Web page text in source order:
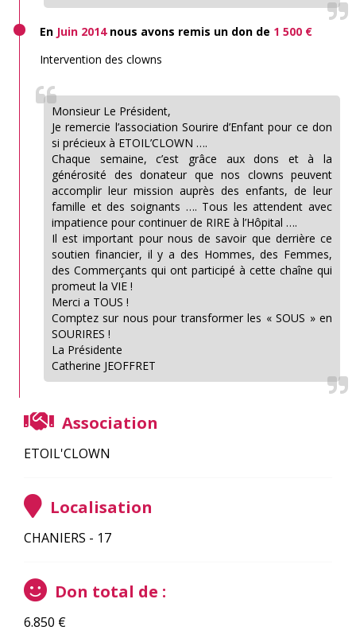
En Juin 2014nous avons remis un don de 1 500 €
Intervention des clowns
Monsieur Le Président,
Je remercie l’association Sourire d’Enfant pour ce don
si précieux à ETOIL’CLOWN ….
Chaque semaine, c’est grâce aux dons et à la
générosité des donateur que nos clowns peuvent
accomplir leur mission auprès des enfants, de leur
famille et des soignants …. Tous les attendent avec
impatience pour continuer de RIRE à l’Hôpital ….
Il est important pour nous de savoir que derrière ce
soutien financier, il y a des Hommes, des Femmes,
des Commerçants qui ont participé à cette chaîne qui
promeut la VIE !
Merci a TOUS !
Comptez sur nous pour transformer les « SOUS » en
SOURIRES !
La Présidente
Catherine JEOFFRET
Association
ETOIL'CLOWN
Localisation
CHANIERS - 17
Don total de :
6.850 €